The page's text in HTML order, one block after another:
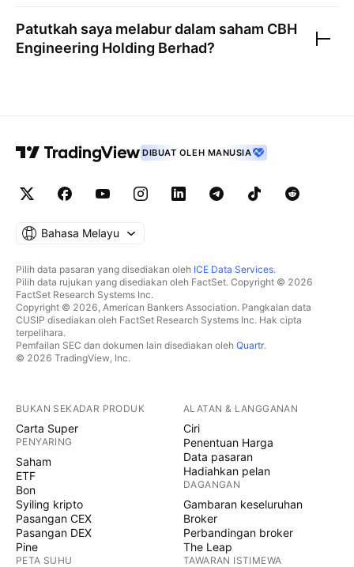
Patutkah saya melabur dalam saham CBH
Engineering Holding Berhad?
DIBUAT OLEH MANUSIA
Bahasa Melayu
Pilih data pasaran yang disediakan oleh ICE Data Services.
Pilih data rujukan yang disediakan oleh FactSet. Copyright © 2026
FactSet Research Systems Inc.
Copyright © 2026, American Bankers Association. Pangkalan data
CUSIP disediakan oleh FactSet Research Systems Inc. Hak cipta
terpelihara.
Pemfailan SEC dan dokumen lain disediakan oleh Quartr.
© 2026 TradingView, Inc.
BUKAN SEKADAR PRODUK
Carta Super
PENYARING
Saham
ETF
Bon
Syiling kripto
Pasangan CEX
Pasangan DEX
Pine
PETA SUHU
ALATAN & LANGGANAN
Ciri
Penentuan Harga
Data pasaran
Hadiahkan pelan
DAGANGAN
Gambaran keseluruhan
Broker
Perbandingan broker
The Leap
TAWARAN ISTIMEWA